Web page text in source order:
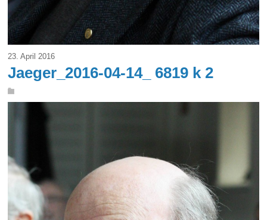
23. April 2016
Jaeger_2016-04-14_ 6819 k 2